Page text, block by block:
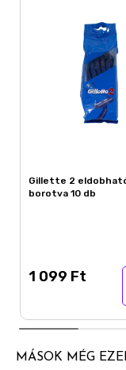
van a piacon
férfiaknak a
Gillette 2
borotva 10 db
1 099 Ft
MÁSOK MÉG